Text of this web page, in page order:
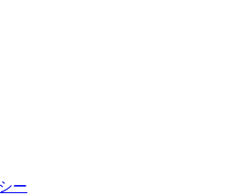
ー